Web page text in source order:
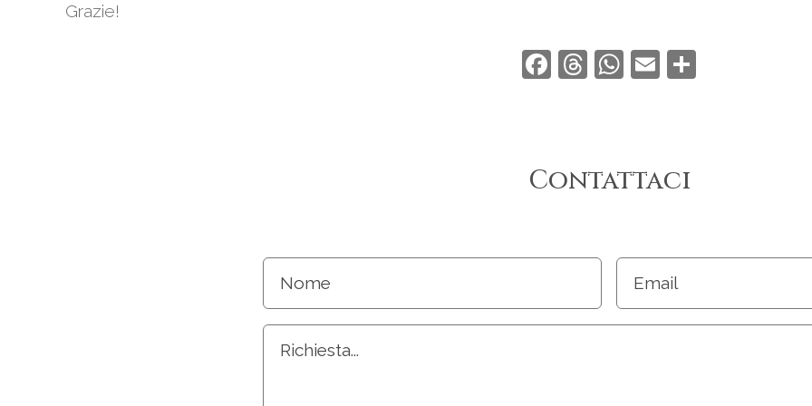
Grazie!
Facebook
Threads
WhatsApp
Email
Contattaci
Nome Email
Richiesta...